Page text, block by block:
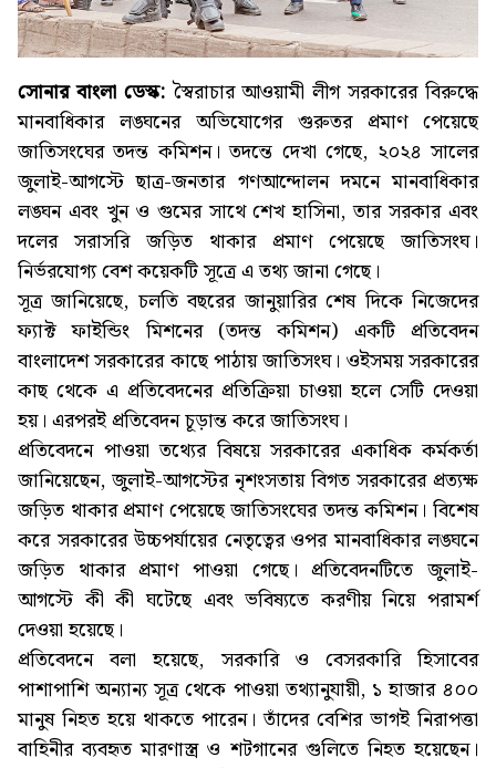
সোনার বাংলা ডেস্ক:স্বৈরাচার আওয়ামী লীগ সরকারের বিরুদ্ধে
মানবাধিকার লঙ্ঘনের অভিযোগের গুরুতর প্রমাণ পেয়েছে
জাতিসংঘের তদন্ত কমিশন। তদন্তে দেখা গেছে, ২০২৪ সালের
জুলাই-আগস্টে ছাত্র-জনতার গণআন্দোলন দমনে মানবাধিকার
লঙ্ঘন এবং খুন ও গুমের সাথে শেখ হাসিনা, তার সরকার এবং
দলের সরাসরি জড়িত থাকার প্রমাণ পেয়েছে জাতিসংঘ।
নির্ভরযোগ্য বেশ কয়েকটি সূত্রে এ তথ্য জানা গেছে।
সূত্র জানিয়েছে, চলতি বছরের জানুয়ারির শেষ দিকে নিজেদের
ফ্যাক্ট ফাইন্ডিং মিশনের (তদন্ত কমিশন) একটি প্রতিবেদন
বাংলাদেশ সরকারের কাছে পাঠায় জাতিসংঘ। ওইসময় সরকারের
কাছ থেকে এ প্রতিবেদনের প্রতিক্রিয়া চাওয়া হলে সেটি দেওয়া
হয়। এরপরই প্রতিবেদন চূড়ান্ত করে জাতিসংঘ।
প্রতিবেদনে পাওয়া তথ্যের বিষয়ে সরকারের একাধিক কর্মকর্তা
জানিয়েছেন, জুলাই-আগস্টের নৃশংসতায় বিগত সরকারের প্রত্যক্ষ
জড়িত থাকার প্রমাণ পেয়েছে জাতিসংঘের তদন্ত কমিশন। বিশেষ
করে সরকারের উচ্চপর্যায়ের নেতৃত্বের ওপর মানবাধিকার লঙ্ঘনে
জড়িত থাকার প্রমাণ পাওয়া গেছে। প্রতিবেদনটিতে জুলাই-
আগস্টে কী কী ঘটেছে এবং ভবিষ্যতে করণীয় নিয়ে পরামর্শ
দেওয়া হয়েছে।
প্রতিবেদনে বলা হয়েছে, সরকারি ও বেসরকারি হিসাবের
পাশাপাশি অন্যান্য সূত্র থেকে পাওয়া তথ্যানুযায়ী, ১ হাজার ৪০০
মানুষ নিহত হয়ে থাকতে পারেন। তাঁদের বেশির ভাগই নিরাপত্তা
বাহিনীর ব্যবহৃত মারণাস্ত্র ও শটগানের গুলিতে নিহত হয়েছেন।